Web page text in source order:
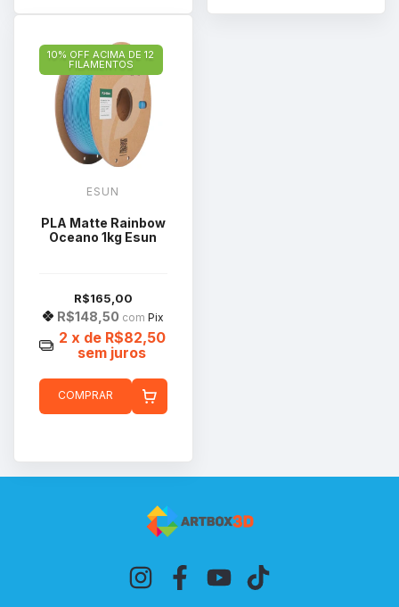
10% OFF ACIMA DE 12
FILAMENTOS
ESUN
PLA Matte Rainbow
Oceano 1kg Esun
R$165,00
R$148,50 com Pix
2 x de R$82,50
sem juros
COMPRAR